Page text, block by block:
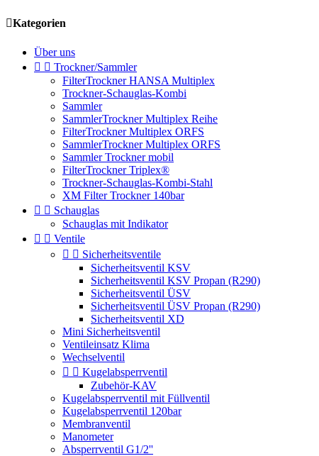
Kategorien
Über uns
  Trockner/Sammler
FilterTrockner HANSA Multiplex
Trockner-Schauglas-Kombi
Sammler
SammlerTrockner Multiplex Reihe
FilterTrockner Multiplex ORFS
SammlerTrockner Multiplex ORFS
Sammler Trockner mobil
FilterTrockner Triplex®
Trockner-Schauglas-Kombi-Stahl
XM Filter Trockner 140bar
  Schauglas
Schauglas mit Indikator
  Ventile
  Sicherheitsventile
Sicherheitsventil KSV
Sicherheitsventil KSV Propan (R290)
Sicherheitsventil ÜSV
Sicherheitsventil ÜSV Propan (R290)
Sicherheitsventil XD
Mini Sicherheitsventil
Ventileinsatz Klima
Wechselventil
  Kugelabsperrventil
Zubehör-KAV
Kugelabsperrventil mit Füllventil
Kugelabsperrventil 120bar
Membranventil
Manometer
Absperrventil G1/2''